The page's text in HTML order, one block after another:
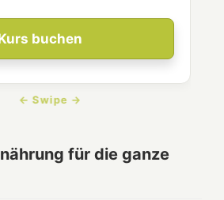
buchen
für die ganze